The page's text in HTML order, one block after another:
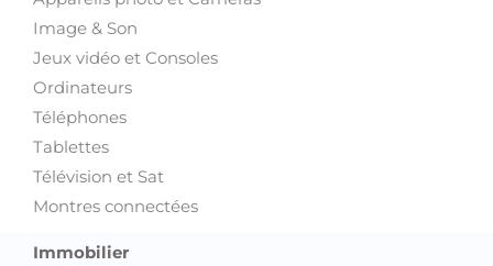
Image & Son
Jeux vidéo et Consoles
Ordinateurs
Téléphones
Tablettes
Télévision et Sat
Montres connectées
Immobilier